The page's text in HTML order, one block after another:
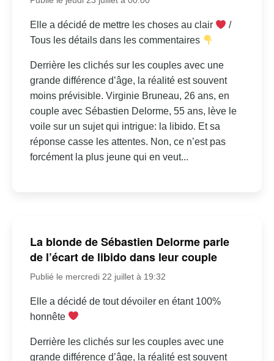
Elle a décidé de mettre les choses au clair
/
Tous les détails dans les commentaires
Derrière les clichés sur les couples avec une
grande différence d’âge, la réalité est souvent
moins prévisible. Virginie Bruneau, 26 ans, en
couple avec Sébastien Delorme, 55 ans, lève le
voile sur un sujet qui intrigue: la libido. Et sa
réponse casse les attentes. Non, ce n’est pas
forcément la plus jeune qui en veut...
La blonde de Sébastien Delorme parle
de l’écart de libido dans leur couple
Publié le mercredi 22 juillet à 19:32
Elle a décidé de tout dévoiler en étant 100%
honnête
Derrière les clichés sur les couples avec une
grande différence d’âge, la réalité est souvent